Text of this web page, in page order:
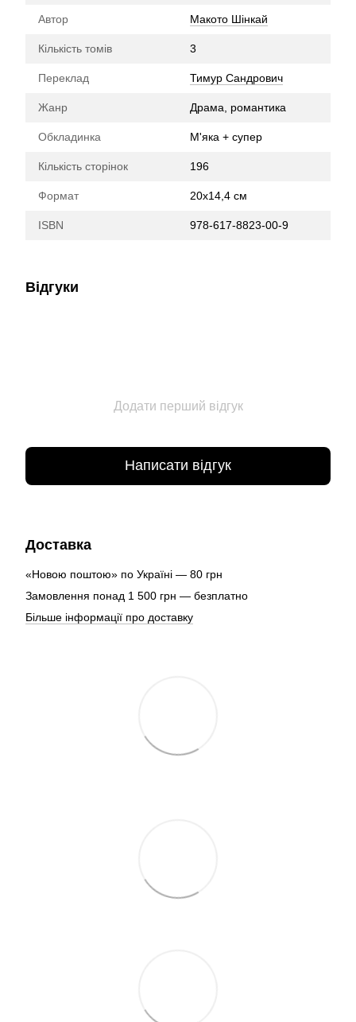
Автор Макото Шінкай
Кількість томів 3
Переклад Тимур Сандрович
Жанр Драма, романтика
Обкладинка М'яка + супер
Кількість сторінок 196
Формат 20х14,4 см
ISBN 978-617-8823-00-9
Відгуки
Додати перший відгук
Написати відгук
Доставка
«Новою поштою» по Україні — 80 грн
Замовлення понад 1 500 грн — безплатно
Більше інформації про доставку